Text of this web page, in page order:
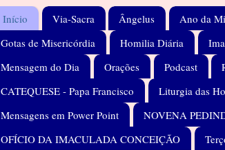
Início Via-Sacra Ângelus Ano da
Gotas de Misericórdia
Homilia Diária
Mensagem do Dia
Orações Podcast
CATEQUESE - Papa Francisco
Liturgia das
Mensagens em Power Point
NOVENA
OFÍCIO DA IMACULADA CONCEIÇÃO